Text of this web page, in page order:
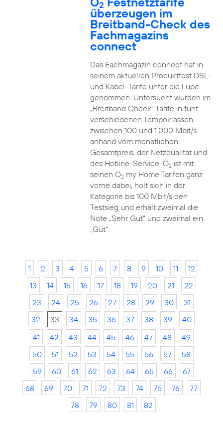
2
überzeugen im
Breitband-Check des
Fachmagazins
connect
Das Fachmagazin connect hat in
seinem aktuellen Produkttest DSL-
und Kabel-Tarife unter die Lupe
genommen. Untersucht wurden im
„Breitband Check“ Tarife in fünf
verschiedenen Tempoklassen
zwischen 100 und 1.000 Mbit/s
anhand vom monatlichen
Gesamtpreis, der Netzqualität und
des Hotline-Service. O2ist mit
seinen O2my Home Tarifen ganz
vorne dabei, holt sich in der
Kategorie bis 100 Mbit/s den
Testsieg und erhält zweimal die
Note „Sehr Gut“ und zweimal ein
„Gut“.
1 2 3 4 5 6 7 8 9 10 11
12
13
14 15 16 17 18 19 20 21
22
23
24 25 26 27 28 29 30
31
32
33 34 35 36 37 38 39
40
41
42 43 44 45 46 47 48
49
50
51 52 53 54 55 56 57
58
59
60 61 62 63 64 65 66
67
68
69 70 71 72 73 74 75 76
77
78
79 80 81 82